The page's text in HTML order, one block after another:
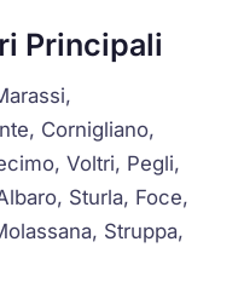
Principali
Cornigliano,
Voltri, Pegli,
Sturla, Foce,
Struppa,